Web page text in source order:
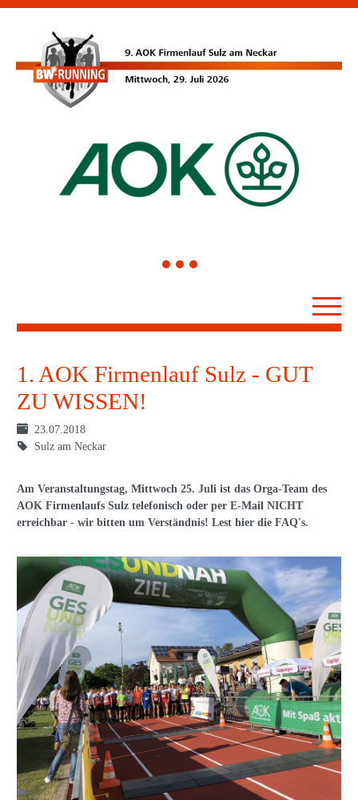
1 2 3
1. AOK Firmenlauf Sulz - GUT
ZU WISSEN!
23.07.2018
Sulz am Neckar
Am Veranstaltungstag, Mittwoch 25. Juli ist das Orga-Team des
AOK Firmenlaufs Sulz telefonisch oder per E-Mail NICHT
erreichbar - wir bitten um Verständnis! Lest hier die FAQ's.